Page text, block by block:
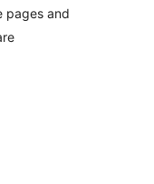
pages and